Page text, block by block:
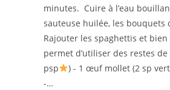
minutes. Cuire à l’eau
sauteuse huilée, les
Rajouter les spaghettis et
permet d’utiliser des restes
psp
) - 1 œuf mollet (2 sp vert
-…